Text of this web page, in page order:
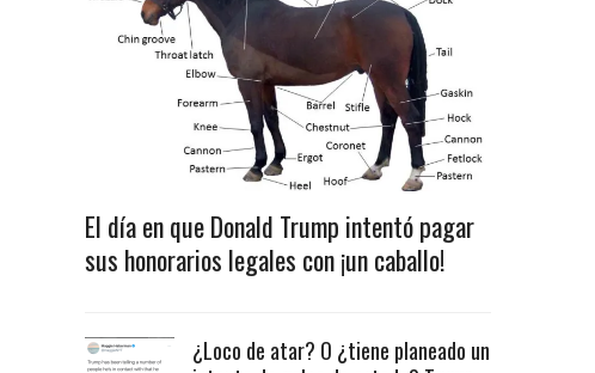
El día en que Donald Trump intentó pagar
sus honorarios legales con ¡un caballo!
¿Loco de atar? O ¿tiene planeado un